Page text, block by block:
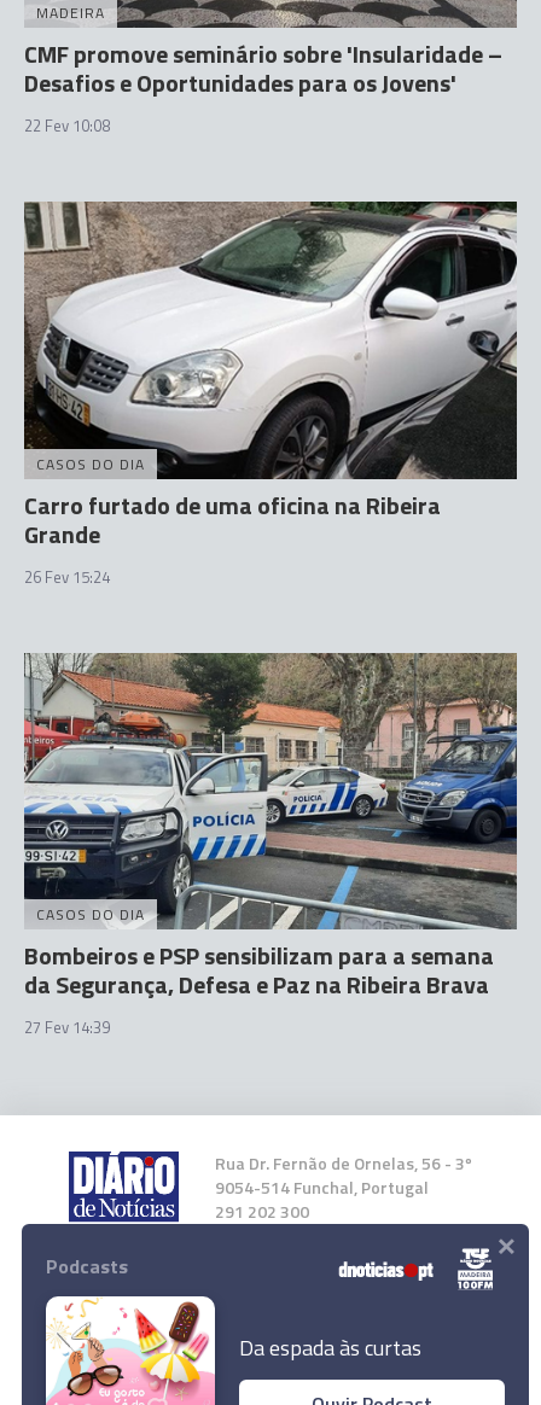
MADEIRA
CMF promove seminário sobre 'Insularidade –
Desafios e Oportunidades para os Jovens'
22 Fev 10:08
CASOS DO DIA
Carro furtado de uma oficina na Ribeira
Grande
26 Fev 15:24
CASOS DO DIA
Bombeiros e PSP sensibilizam para a semana
da Segurança, Defesa e Paz na Ribeira Brava
27 Fev 14:39
Rua Dr. Fernão de Ornelas, 56 - 3º
9054-514 Funchal, Portugal
291 202 300
Instale a nossa App
Podcasts
Da espada às curtas
×